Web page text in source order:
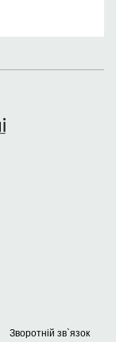
Зворотній зв`язок